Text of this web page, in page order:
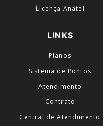
Licença Anatel
LINKS
Planos
Sistema de Pontos
Atendimento
Contrato
Central de Atendimento